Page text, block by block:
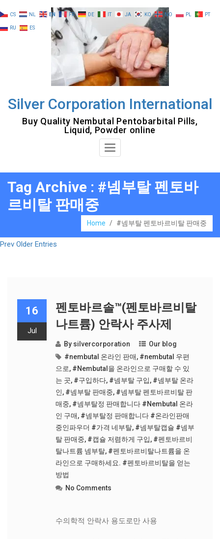
to
content
Silver Corporation International
Buy Quality Nembutal Pentobarbital Pills,
Liquid, Powder online
Toggle
Tag Archive : #넴부탈 펜토바
르비탈 판매중
Home / #넴부탈 펜토바르비탈 판매중
Prev Older Entries
16
Jul
펜토바르솔™(펜토바르비탈
나트륨) 안락사 주사제
By silvercorporation
Our blog
#nembutal 온라인 판매, #nembutal 우편
으로, #Nembutal을 온라인으로 구매할 수 있
는 곳, #구입하다, #넴부탈 구입, #넴부탈 온라
인, #넴부탈 판매중, #넴부탈 펜토바르비탈 판
매중, #넴부탈정 판매합니다 #Nembutal 온라
인 구매, #넴부탈정 판매합니다 #온라인판매
중인파우더 #가격 네부탈, #넴부탈캡슐 #넴부
탈 판매중, #캡슐 저렴하게 구입, #펜토바르비
탈나트륨 넴부탈, #펜토바르비탈나트륨을 온
라인으로 구매하세요. #펜토바르비탈을 얻는
방법
No Comments
수의학적 안락사 용도로만 사용
CS NL EN FR DE IT JA KO NO PL PT
RU ES